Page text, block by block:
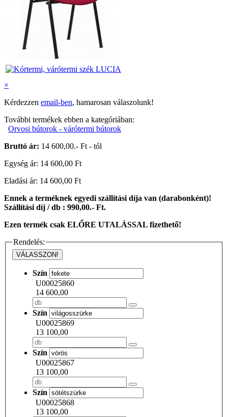
×
Kérdezzen email-ben, hamarosan válaszolunk!
További termékek ebben a kategóriában:
Orvosi bútorok - várótermi bútorok
Bruttó ár: 14 600,00.- Ft - tól
Egység ár: 14 600,00 Ft
Eladási ár: 14 600,00 Ft
Ennek a terméknek egyedi szállítási díja van (darabonként)!
Szállítási díj / db : 990,00.- Ft.
Ezen termék csak ELŐRE UTALÁSSAL fizethető!
Rendelés:
VÁLASSZON!
Szín
U00025860
14 600,00
Szín
U00025869
13 100,00
Szín
U00025867
13 100,00
Szín
U00025868
13 100,00